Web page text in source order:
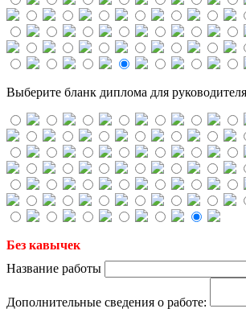
Выберите бланк диплома для руководителя
Без кавычек
Название работы
Дополнительные сведения о работе: